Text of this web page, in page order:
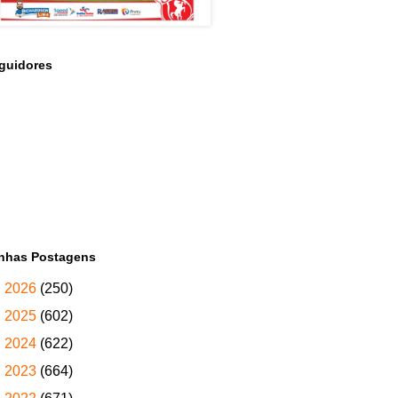
Postagens
2026 (250)
2025 (602)
2024 (622)
2023 (664)